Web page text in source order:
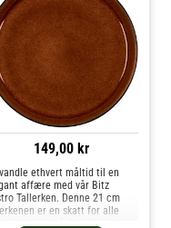
149,00 kr
ethvert måltid til en
affære med vår Bitz
Tallerken. Denne 21 cm
er en skatt for alle